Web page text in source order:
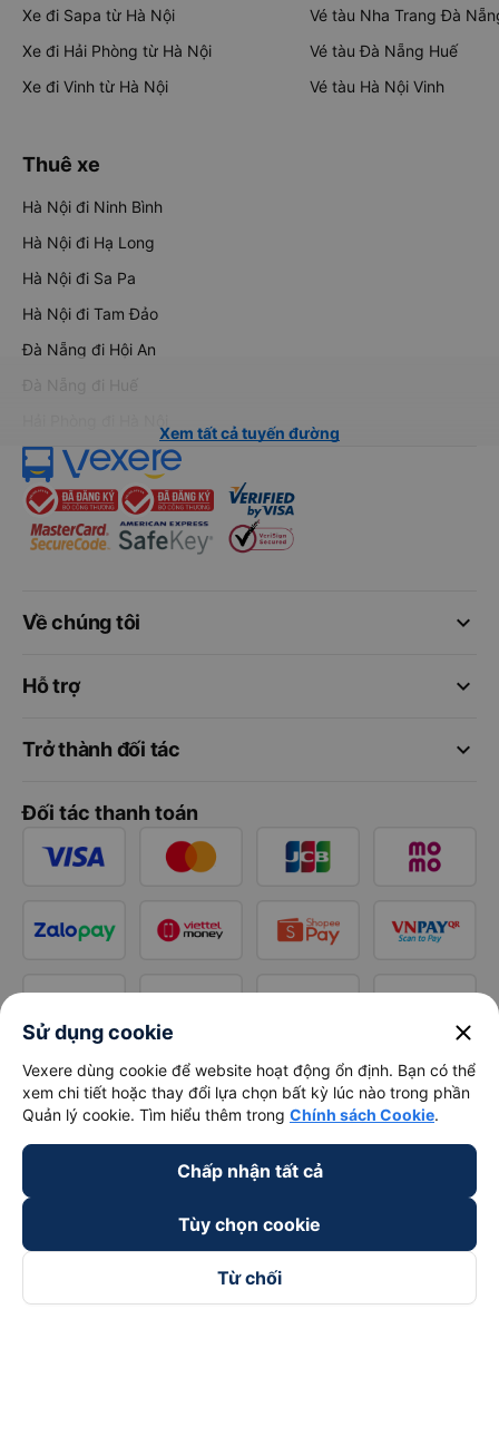
Xe đi Sapa từ Hà Nội
Xe đi Hải Phòng từ Hà Nội
Xe đi Vinh từ Hà Nội
Vé tàu Nha Trang Đà
Vé tàu Đà Nẵng Huế
Vé tàu Hà Nội Vinh
Thuê xe
Hà Nội đi Ninh Bình
Hà Nội đi Hạ Long
Hà Nội đi Sa Pa
Hà Nội đi Tam Đảo
Đà Nẵng đi Hội An
Đà Nẵng đi Huế
Xem tất cả tuyến đường
keyboard_arrow_down
Về chúng tôi
keyboard_arrow_down
Hỗ trợ
keyboard_arrow_down
Trở thành đối tác
Đối tác thanh toán
Sử dụng cookie close
Vexere dùng cookie để website hoạt động ổn định. Bạn có thể
xem chi tiết hoặc thay đổi lựa chọn bất kỳ lúc nào trong phần
Quản lý cookie. Tìm hiểu thêm trong Chính sách Cookie.
Chấp nhận tất cả
Tùy chọn cookie
Từ chối